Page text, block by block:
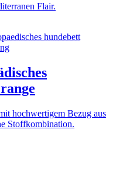
Flair.
hochwertigem Bezug aus
Stoffkombination.